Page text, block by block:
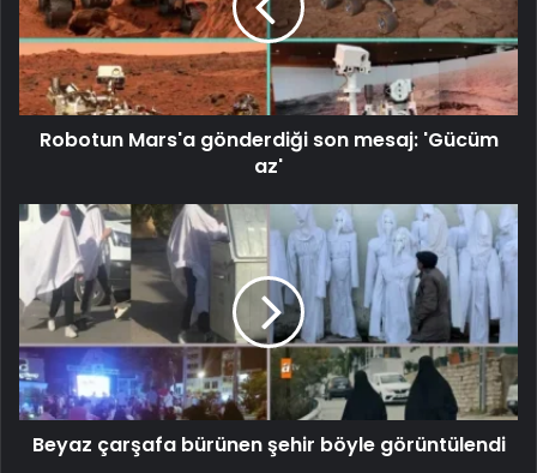
Robotun Mars'a gönderdiği son mesaj: 'Gücüm
az'
Beyaz çarşafa bürünen şehir böyle görüntülendi